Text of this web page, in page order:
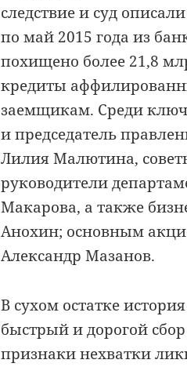
следствие и суд
по май 2015 года из
похищено более 21,8
кредиты
заемщикам. Среди
и председатель
Лилия Малютина,
руководители
Макарова, а также
Анохин; основным
Александр Мазанов.
В сухом остатке
быстрый и дорогой
признаки нехватки